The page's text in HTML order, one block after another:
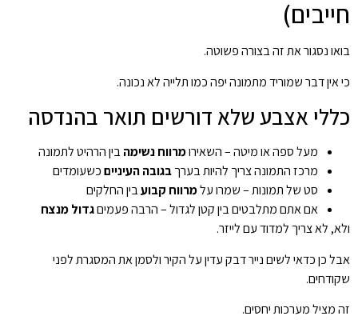
חייבים)
בואו נסגור את זה בצורה פשוטה.
כי אין דבר שמוריד מתמונה יפה כמו תלייה לא נכונה.
כללי אצבע שלא דורשים תואר בהנדסה
מעל ספה או מיטה – השאירומרווח נשימהבין הרהיט לתמונה
מרכז התמונה צריך להיות בערךבגובה העינייםכשעומדים
סט של תמונות – שמרו עלמרווח קבועבין החלקים
אם אתם מתלבטים בין קטן לגדול – הרבה פעמיםגדול מנצח
ולא, לא צריך למדוד עם לייזר.
אבל כן כדאי לשים נייר דבק עדין על הקיר ולסמן את המסגרת לפני
שקודחים.
זה מציל מערכות יחסים.